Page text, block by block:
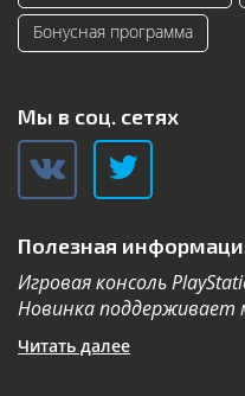
Бонусная программа
Мы в соц. сетях
Полезная
Игровая консоль
Новинка поддерживает
Читать далее